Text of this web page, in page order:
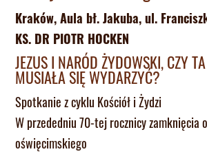
Kraków, Aula bł. Jakuba, ul.
KS. DR PIOTR HOCKEN
JEZUS I NARÓD ŻYDOWSKI, CZY
MUSIAŁA SIĘ WYDARZYĆ?
Spotkanie z cyklu Kościół i Żydzi
W przededniu 70-tej rocznicy zamknięcia
oświęcimskiego